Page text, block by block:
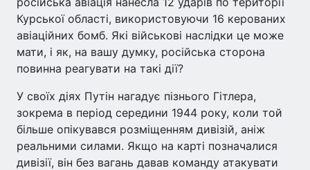
Курської області, використовуючи 16 керованих
авіаційних бомб. Які військові наслідки це може
мати, і як, на вашу думку, російська сторона
повинна реагувати на такі дії?
У своїх діях Путін нагадує пізнього Гітлера,
зокрема в період середини 1944 року, коли той
більше опікувався розміщенням дивізій, аніж
реальними силами. Якщо на карті позначалися
дивізії, він без вагань давав команду атакувати